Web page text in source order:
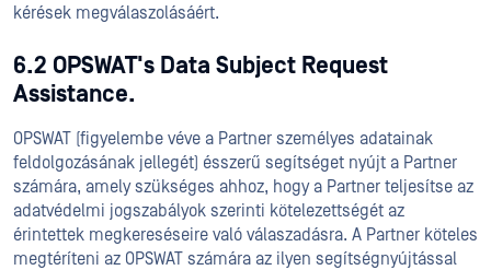
kérések megválaszolásáért.
6.2 OPSWAT's Data Subject Request
Assistance.
OPSWAT (figyelembe véve a Partner személyes adatainak
feldolgozásának jellegét) ésszerű segítséget nyújt a Partner
számára, amely szükséges ahhoz, hogy a Partner teljesítse az
adatvédelmi jogszabályok szerinti kötelezettségét az
érintettek megkereséseire való válaszadásra. A Partner köteles
megtéríteni az OPSWAT számára az ilyen segítségnyújtással